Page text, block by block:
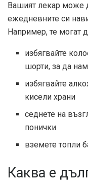
Вашият лекар може
ежедневните си
Например, те могат
избягвайте
шорти, за да
избягвайте
кисели храни
седнете на
понички
вземете топли
Каква е